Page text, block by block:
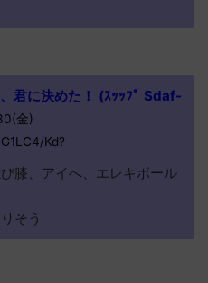
君に決めた！ (ｽｯｯﾌﾟ Sdaf-
金)
Kd?
膝、アイへ、エレキボール
そう